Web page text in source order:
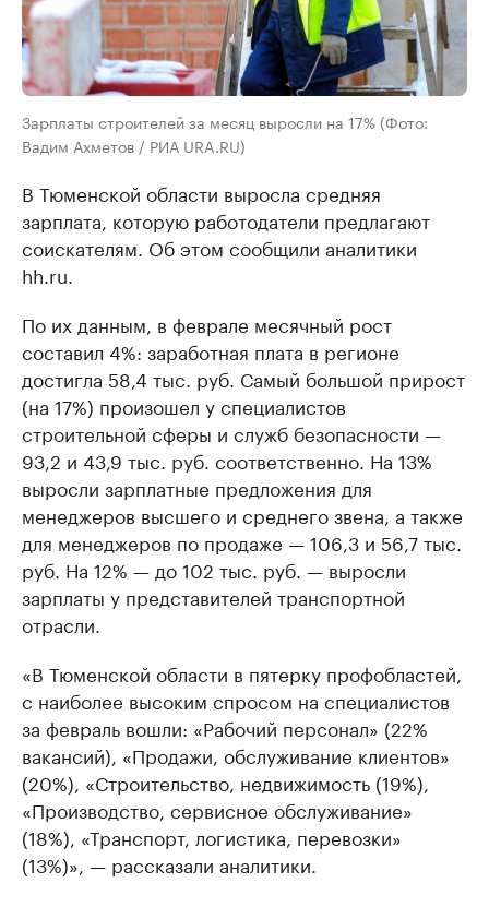
Зарплаты строителей за месяц выросли на 17% (Фото:
Вадим Ахметов / РИА URA.RU)
В Тюменской области выросла средняя
зарплата, которую работодатели предлагают
соискателям. Об этом сообщили аналитики
hh.ru.
По их данным, в феврале месячный рост
составил 4%: заработная плата в регионе
достигла 58,4 тыс. руб. Самый большой прирост
(на 17%) произошел у специалистов
строительной сферы и служб безопасности —
93,2 и 43,9 тыс. руб. соответственно. На 13%
выросли зарплатные предложения для
менеджеров высшего и среднего звена, а также
для менеджеров по продаже — 106,3 и 56,7 тыс.
руб. На 12% — до 102 тыс. руб. — выросли
зарплаты у представителей транспортной
отрасли.
«В Тюменской области в пятерку профобластей,
с наиболее высоким спросом на специалистов
за февраль вошли: «Рабочий персонал» (22%
вакансий), «Продажи, обслуживание клиентов»
(20%), «Строительство, недвижимость (19%),
«Производство, сервисное обслуживание»
(18%), «Транспорт, логистика, перевозки»
(13%)», — рассказали аналитики.